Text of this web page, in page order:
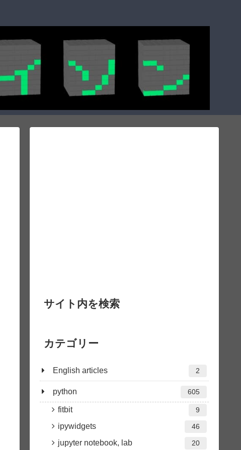
サイト内を検索
カテゴリー
English articles 2
python 605
fitbit 9
ipywidgets 46
jupyter notebook, lab 20